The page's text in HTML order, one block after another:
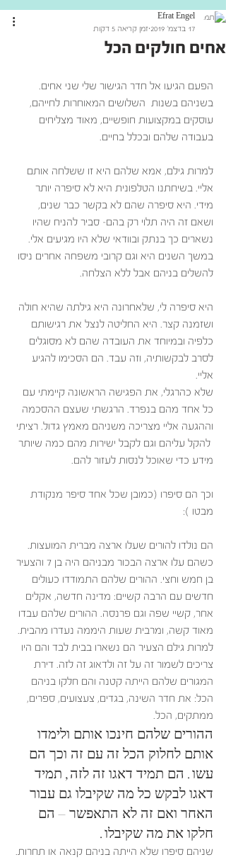
אחים חולקים הכל
Efrat Engel
17 בדצמ׳ 2019
זמן קריאה 5 דקות
הפעם הגיעו אל חדר הגישור שלי שני אחים.
בשניהם בשנות  השלושים המאוחרות לחייהם,
עוסקים במקצועות חופשיים, מאוד מצליחים
בעבודה שלהם ובכלל בחיים.
למרות גילם, אמא שלהם היא זו ששלחה אותם
אליי. בשיחתנו הטלפונית היא לא סיפרה יותר
מידי. היא סיפרה שהם לא בקשר כבר שנים,
ושאם זה היה תלוי רק בהם- סביר להניח שהיו
נשארים כך בנתק ובוודאי שלא היו מגיעים אלי.
במשך השנים היא וגם קרובי משפחה אחרים ניסו
להשלים בניהם אבל ללא הצלחה.
היא סיפרה לי, שלאחרונה היא גילתה שהיא חולה
ושזמנה קצר. היא החליטה לנצל את רגישותם
כלפיה ובמיוחד את העובדה שהם לא מסוגלים
לסרב לבקשותיה, וזה עבד. הם הסכימו להגיע
אליי.
שלא כהרגלי, את הפגישה הראשונה קיימתי עם
כל אחד מהם בנפרד. הרגשתי שעצם ההסכמה
וההגעה אליי מצריכה משניהם מאמץ גדול. רציתי
להקל עליהם וגם לקבל ישירות מהם כמה שיותר
מידע כדי שאוכל לנסות לעזור להם.
וכך הם סיפרו (כמובן שכל אחד סיפר מנקודת
מבטו ):
הם נולדו להורים שעלו ארצה מברית המועצות.
כשהם עלו ארצה הבכור מבניהם היה בן 7 והצעיר
בן חמש וחצי. ההורים שלהם התמודדו כעולים
חדשים עם הרבה קשיים: מדינה חדשה, אקלים
אחר, קשיי שפה וגם פרנסה. ההורים שלהם עבדו
מאוד קשה, ומרבית שעות היממה נעדרו מהבית.
למרות גילם הצעיר הם נשארו בבית לבד והם היו
צריכים לשמור זה על זה ולדאוג זה לזה. דירת
המגורים שלהם הייתה קטנה והם חלקו בניהם
הכל: את חדר השינה, בגדים, צעצועים, ספרים,
ממתקים, הכל.
ההורים שלהם חינכו אותם ולימדו
אותם לחלוק הכל זה עם זה וכך הם
עשו. הם תמיד דאגו זה לזה, תמיד
דאגו לבקש כל מה שקיבלו גם עבור
האחר ואם זה לא התאפשר – הם
חלקו את מה שקיבלו.
שניהם סיפרו שלא הייתה בניהם קנאה או תחרות.